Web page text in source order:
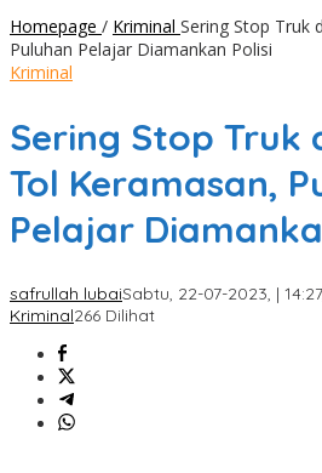
Homepage / Kriminal Sering Stop Truk
Puluhan Pelajar Diamankan Polisi
Kriminal
Sering Stop Truk
Tol Keramasan,
Pelajar
safrullah lubaiSabtu, 22-07-2023, |
Kriminal266 Dilihat